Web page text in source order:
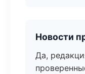
Новости
Да,